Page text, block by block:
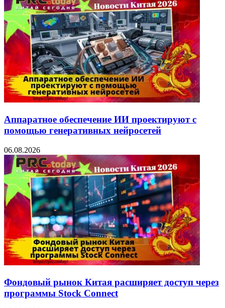
Аппаратное обеспечение ИИ проектируют с
помощью генеративных нейросетей
06.08.2026
Фондовый рынок Китая расширяет доступ через
программы Stock Connect